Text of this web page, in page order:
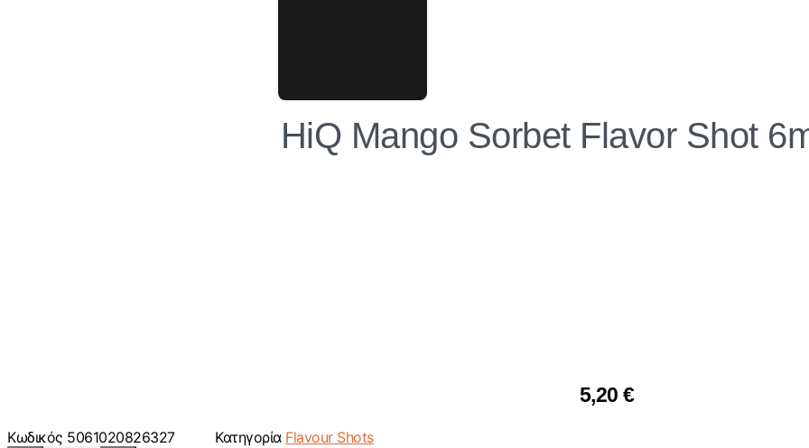
HiQ Mango Sorbet Flavor Shot
5,20 €
Κωδικός 5061020826327 Κατηγορία Flavour Shots